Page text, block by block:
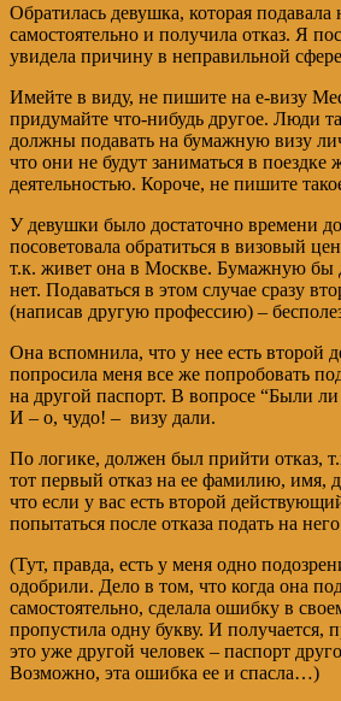
Обратилась девушка, которая подавала
самостоятельно и получила отказ. Я
увидела причину в неправильной
Имейте в виду, не пишите на е-визу
придумайте что-нибудь другое. Люди
должны подавать на бумажную визу
что они не будут заниматься в поездке
деятельностью. Короче, не пишите
У девушки было достаточно времени
посоветовала обратиться в визовый
т.к. живет она в Москве. Бумажную бы
нет. Подаваться в этом случае сразу
(написав другую профессию) –
Она вспомнила, что у нее есть второй
попросила меня все же попробовать
на другой паспорт. В вопросе “Были
И – о, чудо! – визу дали.
По логике, должен был прийти отказ,
тот первый отказ на ее фамилию, имя,
что если у вас есть второй
попытаться после отказа подать на
(Тут, правда, есть у меня одно
одобрили. Дело в том, что когда она
самостоятельно, сделала ошибку в
пропустила одну букву. И получается,
это уже другой человек – паспорт
Возможно, эта ошибка ее и спасла…)